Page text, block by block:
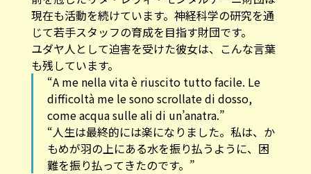
現在も活動を続けています。神経科学の研究を通
じて若手スタッフの育成を目指す財団です。
ユダヤ人として迫害を受けた彼女は、こんな言葉
も残しています。
“A me nella vita è riuscito tutto facile. Le
difficoltà me le sono scrollate di dosso,
come acqua sulle ali di un’anatra.”
“人生は最終的には楽になりました。私は、か
もめが羽の上にある水を振り払うように、困
難を振り払ってきたのです。”